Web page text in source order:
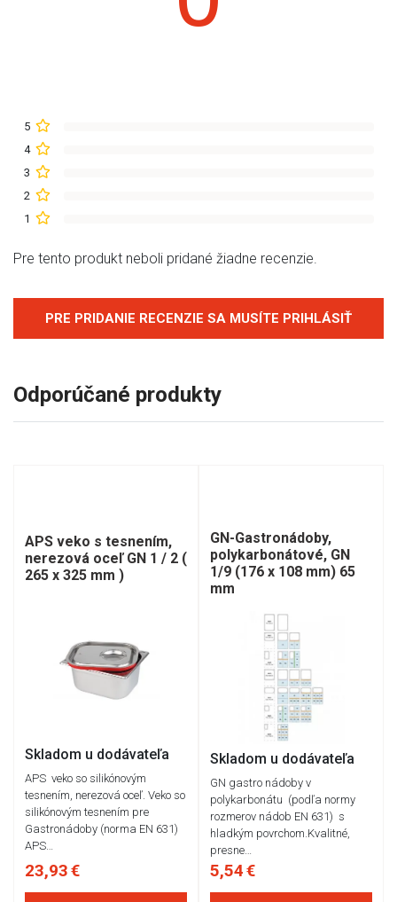
5
4
3
2
1
Pre tento produkt neboli pridané žiadne recenzie.
PRE PRIDANIE RECENZIE SA MUSÍTE PRIHLÁSIŤ
Odporúčané produkty
APS veko s tesnením,
nerezová oceľ GN 1 / 2 (
265 x 325 mm )
Skladom u dodávateľa
APS veko so silikónovým
tesnením, nerezová oceľ. Veko so
silikónovým tesnením pre
Gastronádoby (norma EN 631)
APS…
23,93 €
GN-Gastronádoby,
polykarbonátové, GN
1/9 (176 x 108 mm) 65
mm
Skladom u dodávateľa
GN gastro nádoby v
polykarbonátu (podľa normy
rozmerov nádob EN 631) s
hladkým povrchom.Kvalitné,
presne…
5,54 €